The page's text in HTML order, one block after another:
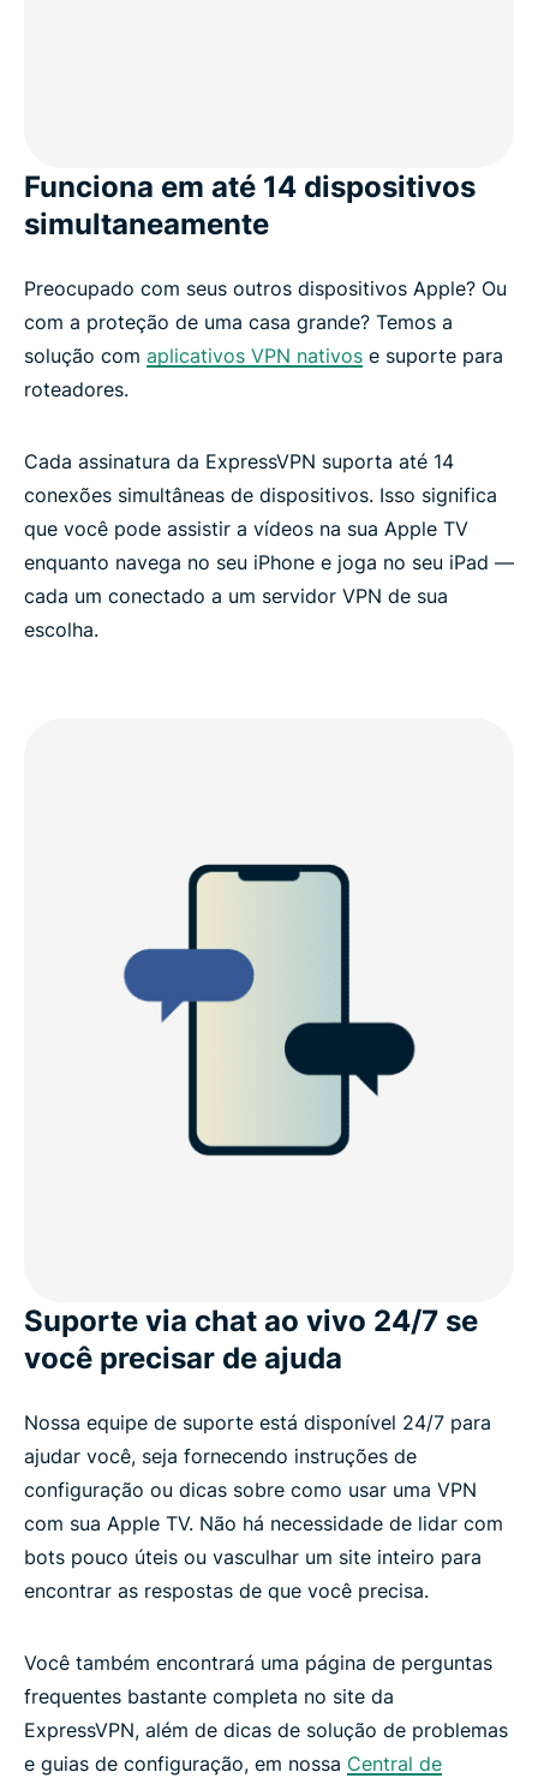
Funciona em até 14 dispositivos
simultaneamente
Preocupado com seus outros dispositivos Apple? Ou
com a proteção de uma casa grande? Temos a
solução com aplicativos VPN nativos e suporte para
roteadores.
Cada assinatura da ExpressVPN suporta até 14
conexões simultâneas de dispositivos. Isso significa
que você pode assistir a vídeos na sua Apple TV
enquanto navega no seu iPhone e joga no seu iPad —
cada um conectado a um servidor VPN de sua
escolha.
Suporte via chat ao vivo 24/7 se
você precisar de ajuda
Nossa equipe de suporte está disponível 24/7 para
ajudar você, seja fornecendo instruções de
configuração ou dicas sobre como usar uma VPN
com sua Apple TV. Não há necessidade de lidar com
bots pouco úteis ou vasculhar um site inteiro para
encontrar as respostas de que você precisa.
Você também encontrará uma página de perguntas
frequentes bastante completa no site da
ExpressVPN, além de dicas de solução de problemas
e guias de configuração, em nossa Central de